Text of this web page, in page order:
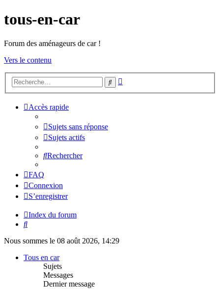
tous-en-car
Forum des aménageurs de car !
Vers le contenu
Rechercher
Accès rapide
Sujets sans réponse
Sujets actifs
Rechercher
FAQ
Connexion
S’enregistrer
Index du forum
Rechercher
Nous sommes le 08 août 2026, 14:29
Tous en car
Sujets
Messages
Dernier message